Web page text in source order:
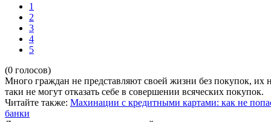
1
2
3
4
5
(0 голосов)
Много граждан не представляют своей жизни без покупок,
таки не могут отказать себе в совершении всяческих покупок.
Читайте также: Махинации с кредитными картами: как не
банки